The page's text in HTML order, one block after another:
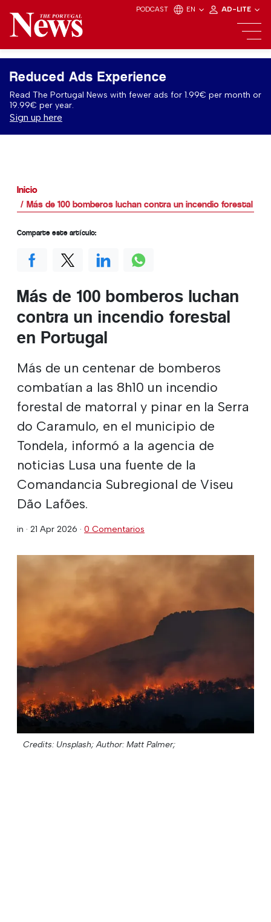
PODCAST EN AD-LITE
Reduced Ads Experience
Read The Portugal News with fewer ads for 1.99€ per month or
19.99€ per year.
Sign up here
Inicio
Más de 100 bomberos luchan contra un incendio forestal en
Más de 100 bomberos luchan
contra un incendio forestal
en Portugal
Más de un centenar de bomberos
combatían a las 8h10 un incendio
forestal de matorral y pinar en la Serra
do Caramulo, en el municipio de
Tondela, informó a la agencia de
noticias Lusa una fuente de la
Comandancia Subregional de Viseu
Dão Lafões.
in · 21 Apr 2026 · 0 Comentarios
Credits: Unsplash; Author: Matt Palmer;
Comparte este artículo: